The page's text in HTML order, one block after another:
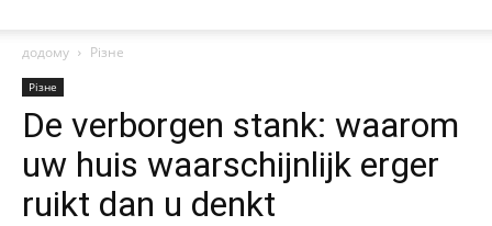
додому Різне
Різне
De verborgen stank: waarom
uw huis waarschijnlijk erger
ruikt dan u denkt